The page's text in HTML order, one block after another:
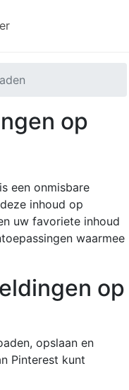
op
een onmisbare
inhoud op
uw favoriete inhoud
waarmee
op
opslaan en
Pinterest kunt